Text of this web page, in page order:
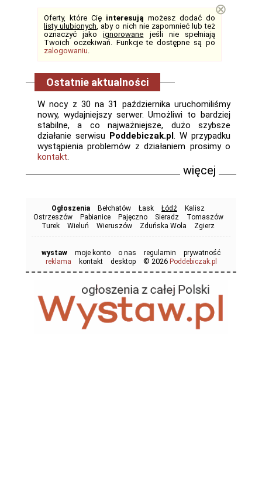
Oferty, które Cię interesują możesz dodać do
listy ulubionych, aby o nich nie zapomnieć lub też
oznaczyć jakoignorowane jeśli nie spełniają
Twoich oczekiwań. Funkcje te dostępne są po
zalogowaniu.
⊗
Ostatnie aktualności
W nocy z 30 na 31 października uruchomiliśmy
nowy, wydajniejszy serwer. Umożliwi to bardziej
stabilne, a co najważniejsze, dużo szybsze
działanie serwisu Poddebiczak.pl. W przypadku
wystąpienia problemów z działaniem prosimy o
kontakt.
więcej
Ogłoszenia Bełchatów Łask Łódź
Kalisz
Ostrzeszów
Pabianice Pajęczno Sieradz
Tomaszów
Turek
Wieluń Wieruszów Zduńska Wola Zgierz
wystaw moje konto o nas regulamin
prywatność
reklama
kontakt desktop © 2026 Poddebiczak.pl